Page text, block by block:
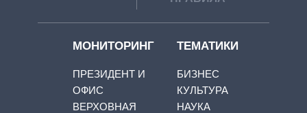
МОНИТОРИНГ
ПРЕЗИДЕНТ И
ОФИС
ВЕРХОВНАЯ
ТЕМАТИКИ
БИЗНЕС
КУЛЬТУРА
НАУКА